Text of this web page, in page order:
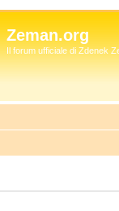
Zeman.org
Il forum ufficiale di Zdenek